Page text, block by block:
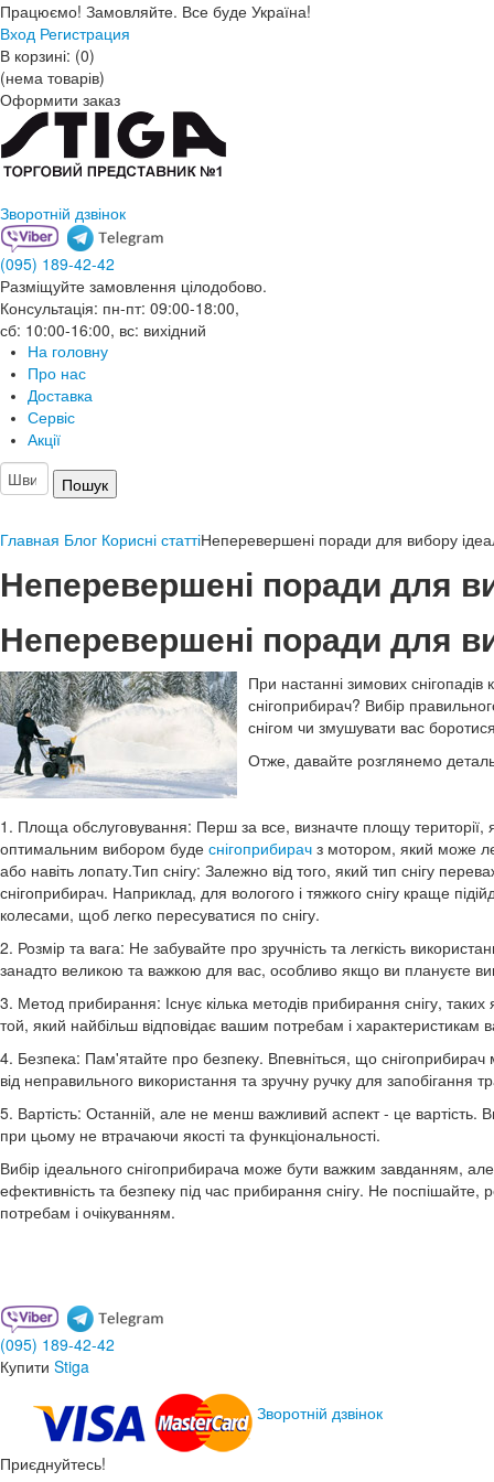
Працюємо! Замовляйте. Все буде Україна!
Вход Регистрация
В корзині: (0)
(нема товарів)
Оформити заказ
Зворотній дзвінок
(095) 189-42-42
Разміщуйте замовлення цілодобово.
Консультація: пн-пт: 09:00-18:00,
сб: 10:00-16:00, вс: вихідний
На головну
Про нас
Доставка
Сервіс
Акції
Главная Блог Корисні статті​Неперевершені поради для вибору
​Неперевершені поради для
​Неперевершені поради для
При настанні зимових
снігоприбирач? Вибір
снігом чи змушувати вас
Отже, давайте розглянемо
1. Площа обслуговування: Перш за все, визначте площу території,
оптимальним вибором буде снігоприбирач з мотором, який може
або навіть лопату.Тип снігу: Залежно від того, який тип снігу
снігоприбирач. Наприклад, для вологого і тяжкого снігу краще
колесами, щоб легко пересуватися по снігу.
2. Розмір та вага: Не забувайте про зручність та легкість
занадто великою та важкою для вас, особливо якщо ви плануєте
3. Метод прибирання: Існує кілька методів прибирання снігу,
той, який найбільш відповідає вашим потребам і характеристикам
4. Безпека: Пам'ятайте про безпеку. Впевніться, що снігоприбирач
від неправильного використання та зручну ручку для запобігання
5. Вартість: Останній, але не менш важливий аспект - це вартість.
при цьому не втрачаючи якості та функціональності.
Вибір ідеального снігоприбирача може бути важким завданням,
ефективність та безпеку під час прибирання снігу. Не поспішайте,
потребам і очікуванням.
(095) 189-42-42
Купити Stiga
Зворотній дзвінок
Приєднуйтесь!